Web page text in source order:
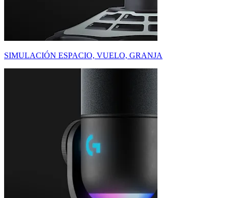
SIMULACIÓN ESPACIO, VUELO, GRANJA